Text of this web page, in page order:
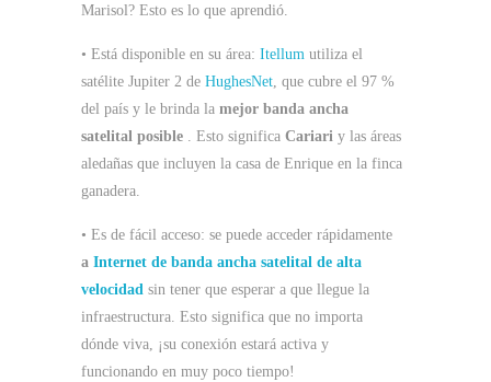
Marisol? Esto es lo que aprendió.
• Está disponible en su área: Itellum utiliza el
satélite Jupiter 2 de HughesNet, que cubre el 97 %
del país y le brinda la mejor banda ancha
satelital posible . Esto significa Cariari y las áreas
aledañas que incluyen la casa de Enrique en la finca
ganadera.
• Es de fácil acceso: se puede acceder rápidamente
a Internet de banda ancha satelital de alta
velocidad sin tener que esperar a que llegue la
infraestructura. Esto significa que no importa
dónde viva, ¡su conexión estará activa y
funcionando en muy poco tiempo!